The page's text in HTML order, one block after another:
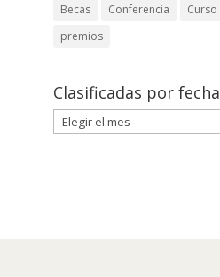
Becas Conferencia Curso
premios
Clasificadas por fecha
Clasificadas
por